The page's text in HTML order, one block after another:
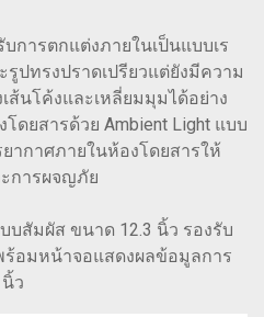
การตกแต่งภายในเป็นแบบเร
ปทรงปราดเปรียวแต่ยังมีความ
ส้นโค้งและเหลี่ยมมุมได้อย่าง
ยสารด้วย Ambient Light แบบ
ยากาศภายในห้องโดยสารให้
การผจญภัย
บสัมผัส ขนาด 12.3 นิ้ว รองรับ
ร้อมหน้าจอแสดงผลข้อมูลการ
ว